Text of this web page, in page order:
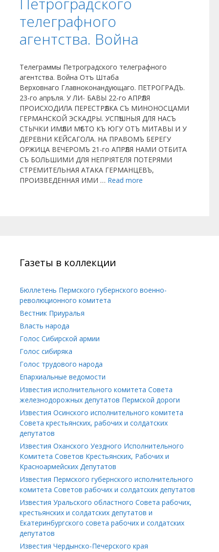
телеграфного
агентства. Война
Телеграммы Петроградского телеграфного
агентства. Война Отъ Штаба
Верховнаго Главноконандующаго. ПЕТРОГРАДЪ.
23-го апрѣля. У ЛИ- БАВЫ 22-го АПРѢЛЯ
ПРОИСХОДИЛА ПЕРЕСТРѢЛКА СЪ МИНОНОСЦАМИ
ГЕРМАНСКОЙ ЭСКАДРЫ. УСПѢШНЫЯ ДЛЯ НАСЪ
СТЫЧКИ ИМѢЛИ МѢСТО КЪ ЮГУ ОТЪ МИТАВЫ И У
ДЕРЕВНИ КЕЙСАГОЛА. НА ПРАВОМЪ БЕРЕГУ
ОРЖИЦА ВЕЧЕРОМЪ 21-го АПРѢЛЯ НАМИ ОТБИТА
СЪ БОЛЬШИМИ ДЛЯ НЕПРІЯТЕЛЯ ПОТЕРЯМИ
СТРЕМИТЕЛЬНАЯ АТАКА ГЕРМАНЦЕВЪ,
ПРОИЗВЕДЕННАЯ ИМИ … Read more
Газеты в коллекции
Бюллетень Пермского губернского военно-
революционного комитета
Вестник Приуралья
Власть народа
Голос Сибирской армии
Голос сибиряка
Голос трудового народа
Епархиальные ведомости
Известия исполнительного комитета Совета
железнодорожных депутатов Пермской дороги
Известия Осинского исполнительного комитета
Совета крестьянских, рабочих и солдатских
депутатов
Известия Оханского Уездного Исполнительного
Комитета Советов Крестьянских, Рабочих и
Красноармейских Депутатов
Известия Пермского губернского исполнительного
комитета Советов рабочих и солдатских депутатов
Известия Уральского областного Совета рабочих,
крестьянских и солдатских депутатов и
Екатеринбургского совета рабочих и солдатских
депутатов
Известия Чердынско-Печерского края